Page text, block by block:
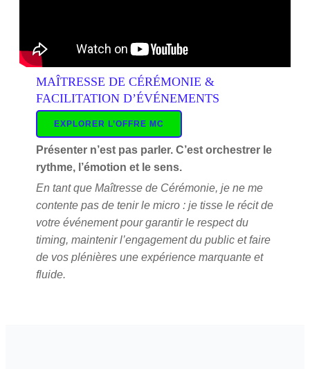
MAÎTRESSE DE CÉRÉMONIE &
FACILITATION D’ÉVÉNEMENTS
EXPLORER L’OFFRE MC
Présenter n’est pas parler. C’est orchestrer le
rythme, l’émotion et le sens.
En tant que Maîtresse de Cérémonie, je ne me
contente pas de tenir le micro : je tisse le récit de
votre événement pour garantir le respect du
timing, maintenir l’engagement du public et faire
de vos plénières une expérience marquante et
fluide.